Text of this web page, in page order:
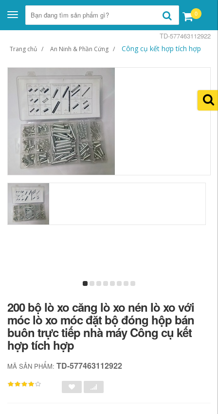
Toggle
navigation
0
Trang chủ An Ninh & Phần Cứng Công cụ kết hợp tích hợp
TD-577463112922
200 bộ lò xo căng lò xo nén lò xo với
móc lò xo móc đặt bộ đóng hộp bán
buôn trực tiếp nhà máy Công cụ kết
hợp tích hợp
MÃ SẢN PHẨM: TD-577463112922